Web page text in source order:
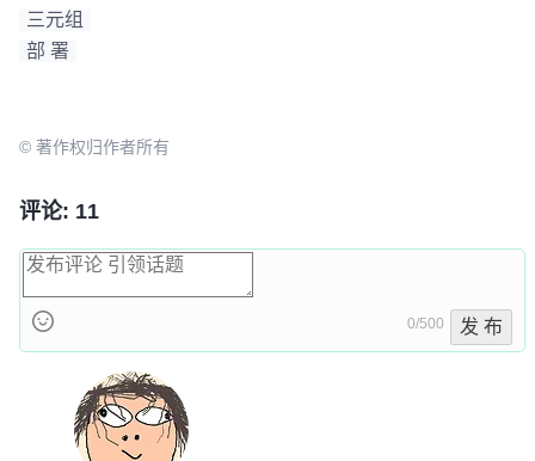
三元组
部 署
© 著作权归作者所有
评论: 11
0/500 发 布